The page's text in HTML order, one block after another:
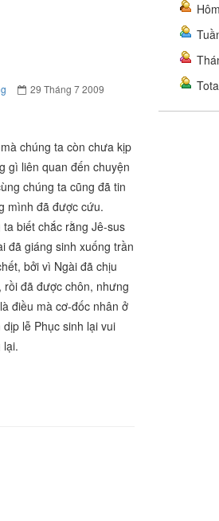
29 Tháng 7 2009
chúng ta còn chưa kịp
gì liên quan đến chuyện
chúng ta cũng đã tin
mình đã được cứu.
biết chắc rằng Jê-sus
đã giáng sinh xuống trần
bởi vì Ngài đã chịu
đã được chôn, nhưng
điều mà cơ-đốc nhân ở
lễ Phục sinh lại vui
lại.